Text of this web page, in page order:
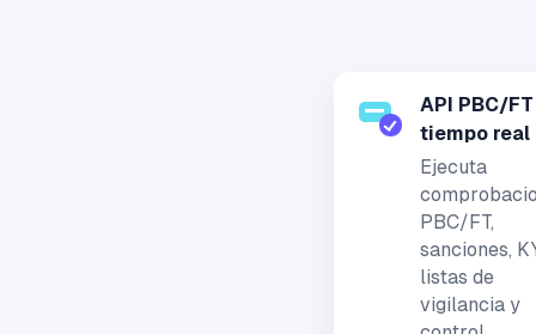
API PBC/
tiempo real
Ejecuta
PBC/FT,
sanciones,
listas de
vigilancia y